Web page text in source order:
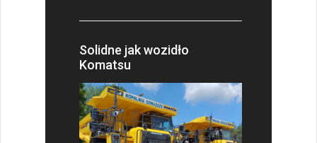
Solidne jak wozidło
Komatsu